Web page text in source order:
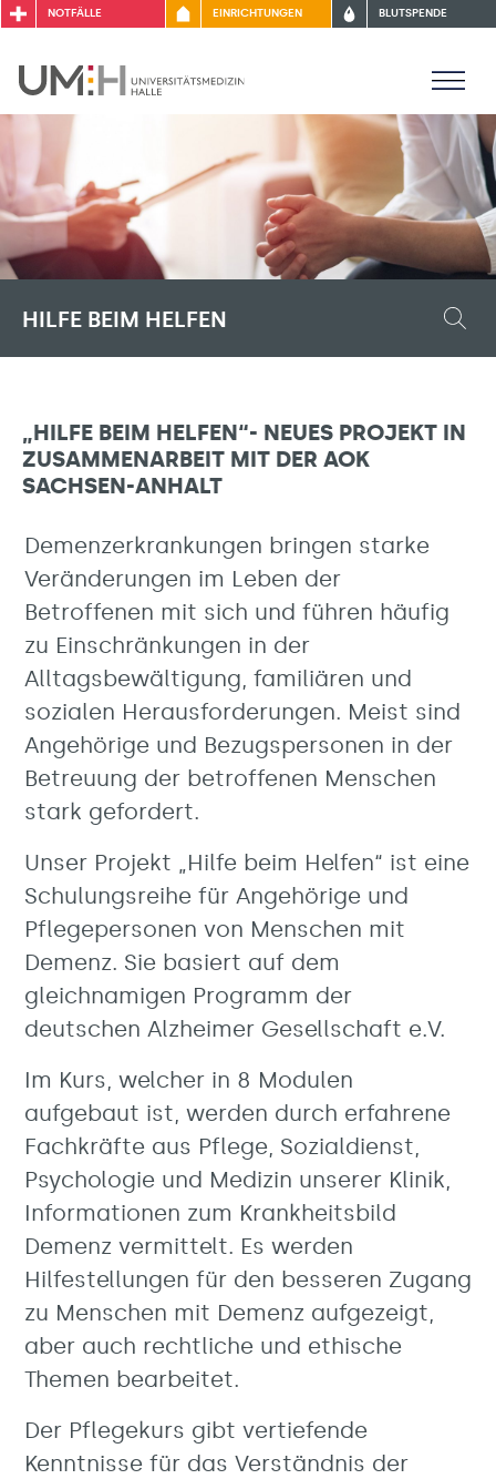
NOTFÄLLE EINRICHTUNGEN BLUTSPENDE
HILFE BEIM HELFEN
„HILFE BEIM HELFEN“- NEUES PROJEKT IN
ZUSAMMENARBEIT MIT DER AOK
SACHSEN-ANHALT
Demenzerkrankungen bringen starke
Veränderungen im Leben der
Betroffenen mit sich und führen häufig
zu Einschränkungen in der
Alltagsbewältigung, familiären und
sozialen Herausforderungen. Meist sind
Angehörige und Bezugspersonen in der
Betreuung der betroffenen Menschen
stark gefordert.
Unser Projekt „Hilfe beim Helfen“ ist eine
Schulungsreihe für Angehörige und
Pflegepersonen von Menschen mit
Demenz. Sie basiert auf dem
gleichnamigen Programm der
deutschen Alzheimer Gesellschaft e.V.
Im Kurs, welcher in 8 Modulen
aufgebaut ist, werden durch erfahrene
Fachkräfte aus Pflege, Sozialdienst,
Psychologie und Medizin unserer Klinik,
Informationen zum Krankheitsbild
Demenz vermittelt. Es werden
Hilfestellungen für den besseren Zugang
zu Menschen mit Demenz aufgezeigt,
aber auch rechtliche und ethische
Themen bearbeitet.
Der Pflegekurs gibt vertiefende
Kenntnisse für das Verständnis der